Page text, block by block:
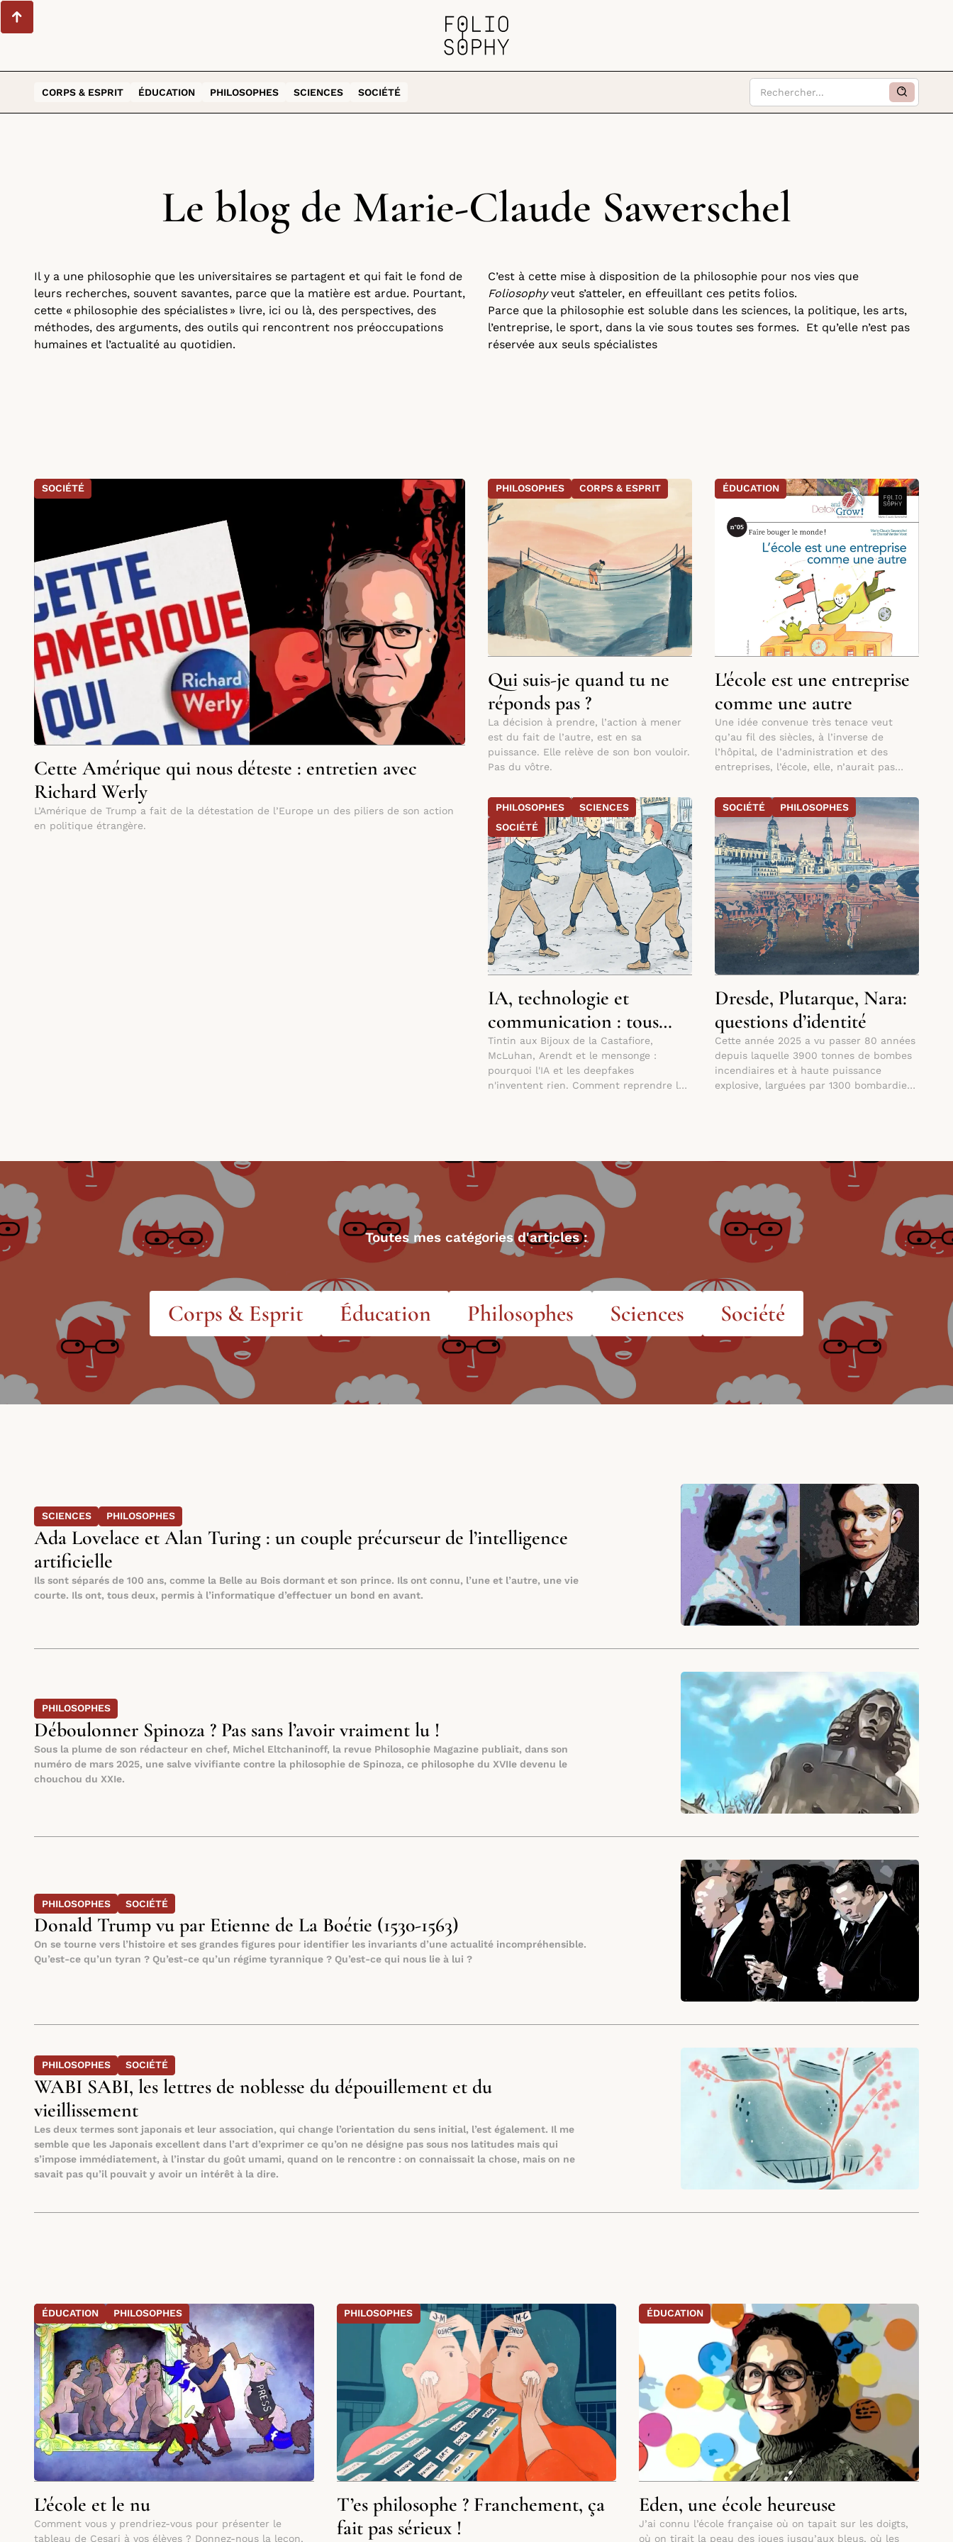
CORPS & ESPRIT ÉDUCATION PHILOSOPHES SCIENCES SOCIÉTÉ
Le blog de Marie-Claude Sawerschel
Il y a une philosophie que les universitaires se partagent et qui fait le fond de
leurs recherches, souvent savantes, parce que la matière est ardue. Pourtant,
cette « philosophie des spécialistes » livre, ici ou là, des perspectives, des
méthodes, des arguments, des outils qui rencontrent nos préoccupations
humaines et l’actualité au quotidien.
C’est à cette mise à disposition de la philosophie pour nos vies que
Foliosophyveut s’atteler, en effeuillant ces petits folios.
Parce que la philosophie est soluble dans les sciences, la politique, les arts,
l’entreprise, le sport, dans la vie sous toutes ses formes. Et qu’elle n’est pas
réservée aux seuls spécialistes
SOCIÉTÉ
Cette Amérique qui nous déteste : entretien avec
Richard Werly
L’Amérique de Trump a fait de la détestation de l’Europe un des piliers de son action
en politique étrangère.
PHILOSOPHES CORPS & ESPRIT
Qui suis-je quand tu ne
réponds pas ?
La décision à prendre, l’action à mener
est du fait de l’autre, est en sa
puissance. Elle relève de son bon vouloir.
Pas du vôtre.
ÉDUCATION
L'école est une entreprise
comme une autre
Une idée convenue très tenace veut
qu’au fil des siècles, à l’inverse de
l’hôpital, de l’administration et des
entreprises, l’école, elle, n’aurait pas
PHILOSOPHES
SCIENCES
SOCIÉTÉ
IA, technologie et
communication : tous
faussaires ?
Tintin aux Bijoux de la Castafiore,
McLuhan, Arendt et le mensonge :
pourquoi l'IA et les deepfakes
n'inventent rien. Comment reprendre la
SOCIÉTÉ PHILOSOPHES
Dresde, Plutarque, Nara:
questions d’identité
Cette année 2025 a vu passer 80 années
depuis laquelle 3900 tonnes de bombes
incendiaires et à haute puissance
explosive, larguées par 1300 bombardiers
Toutes mes catégories d'articles :
Corps & Esprit Éducation Philosophes Sciences Société
SCIENCES PHILOSOPHES
Ada Lovelace et Alan Turing : un couple précurseur de l’intelligence
artificielle
Ils sont séparés de 100 ans, comme la Belle au Bois dormant et son prince. Ils ont connu, l’une et l’autre, une vie
courte. Ils ont, tous deux, permis à l’informatique d’effectuer un bond en avant.
PHILOSOPHES
Déboulonner Spinoza ? Pas sans l’avoir vraiment lu !
Sous la plume de son rédacteur en chef, Michel Eltchaninoff, la revue Philosophie Magazine publiait, dans son
numéro de mars 2025, une salve vivifiante contre la philosophie de Spinoza, ce philosophe du XVIIe devenu le
chouchou du XXIe.
PHILOSOPHES SOCIÉTÉ
Donald Trump vu par Etienne de La Boétie (1530-1563)
On se tourne vers l’histoire et ses grandes figures pour identifier les invariants d’une actualité incompréhensible.
Qu’est-ce qu’un tyran ? Qu’est-ce qu’un régime tyrannique ? Qu’est-ce qui nous lie à lui ?
PHILOSOPHES SOCIÉTÉ
WABI SABI, les lettres de noblesse du dépouillement et du
vieillissement
Les deux termes sont japonais et leur association, qui change l’orientation du sens initial, l’est également. Il me
semble que les Japonais excellent dans l’art d’exprimer ce qu’on ne désigne pas sous nos latitudes mais qui
s’impose immédiatement, à l’instar du goût umami, quand on le rencontre : on connaissait la chose, mais on ne
savait pas qu’il pouvait y avoir un intérêt à la dire.
ÉDUCATION PHILOSOPHES
L’école et le nu
Comment vous y prendriez-vous pour présenter le
tableau de Cesari à vos élèves ? Donnez-nous la leçon,
PHILOSOPHES
T’es philosophe ? Franchement, ça
fait pas sérieux !
ÉDUCATION
Eden, une école heureuse
J’ai connu l’école française où on tapait sur les doigts,
où on tirait la peau des joues jusqu’aux bleus, où les